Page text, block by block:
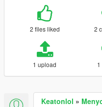
2 files liked 2
1 upload
Keatonlol »